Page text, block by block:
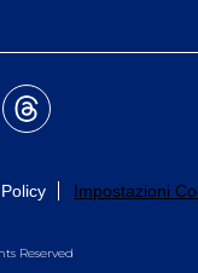
Impostazioni
Reserved